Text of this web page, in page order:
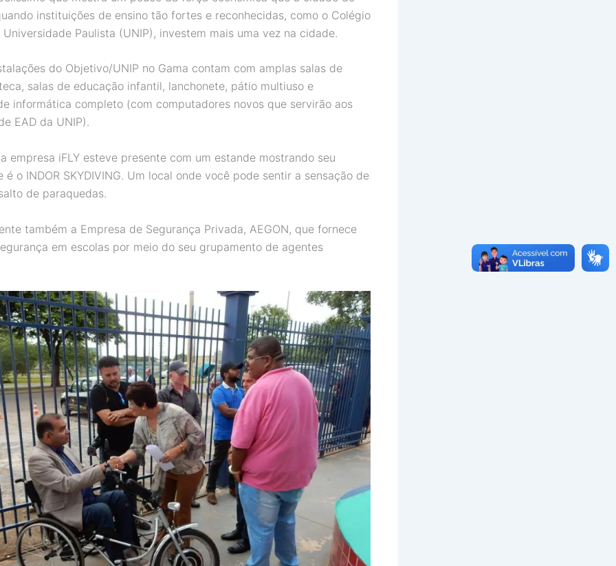
instituições de ensino tão fortes e reconhecidas, como o Colégio
Paulista (UNIP), investem mais uma vez na cidade.
do Objetivo/UNIP no Gama contam com amplas salas de
salas de educação infantil, lanchonete, pátio multiuso e
informática completo (com computadores novos que servirão aos
EAD da UNIP).
empresa iFLY esteve presente com um estande mostrando seu
é o INDOR SKYDIVING. Um local onde você pode sentir a sensação de
de paraquedas.
também a Empresa de Segurança Privada, AEGON, que fornece
em escolas por meio do seu grupamento de agentes